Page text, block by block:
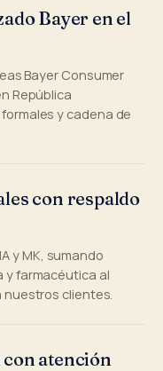
Bayer en el
Bayer Consumer
República
y cadena de
con respaldo
y MK, sumando
y farmacéutica al
clientes.
atención